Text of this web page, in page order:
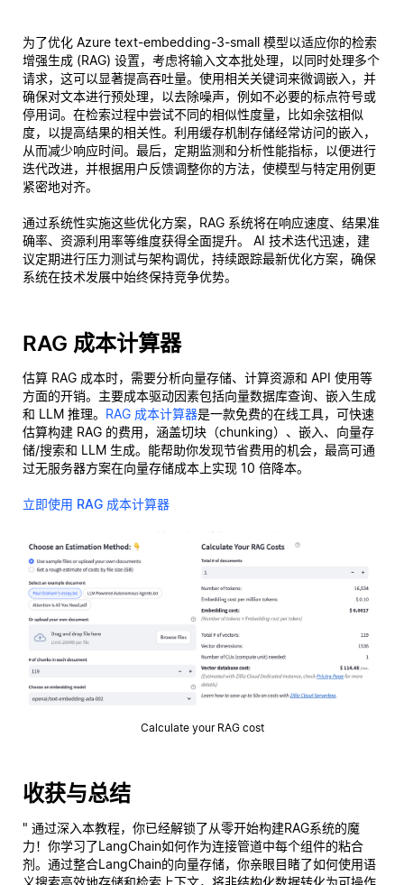
为了优化 Azure text-embedding-3-small 模型以适应你的检索
增强生成 (RAG) 设置，考虑将输入文本批处理，以同时处理多个
请求，这可以显著提高吞吐量。使用相关关键词来微调嵌入，并
确保对文本进行预处理，以去除噪声，例如不必要的标点符号或
停用词。在检索过程中尝试不同的相似性度量，比如余弦相似
度，以提高结果的相关性。利用缓存机制存储经常访问的嵌入，
从而减少响应时间。最后，定期监测和分析性能指标，以便进行
迭代改进，并根据用户反馈调整你的方法，使模型与特定用例更
紧密地对齐。
通过系统性实施这些优化方案，RAG 系统将在响应速度、结果准
确率、资源利用率等维度获得全面提升。 AI 技术迭代迅速，建
议定期进行压力测试与架构调优，持续跟踪最新优化方案，确保
系统在技术发展中始终保持竞争优势。
RAG 成本计算器
估算 RAG 成本时，需要分析向量存储、计算资源和 API 使用等
方面的开销。主要成本驱动因素包括向量数据库查询、嵌入生成
和 LLM 推理。 RAG 成本计算器是一款免费的在线工具，可快速
估算构建 RAG 的费用，涵盖切块（chunking）、嵌入、向量存
储/搜索和 LLM 生成。能帮助你发现节省费用的机会，最高可通
过无服务器方案在向量存储成本上实现 10 倍降本。
立即使用 RAG 成本计算器
Calculate your RAG cost
收获与总结
" 通过深入本教程，你已经解锁了从零开始构建RAG系统的魔
力！你学习了LangChain如何作为连接管道中每个组件的粘合
剂。通过整合LangChain的向量存储，你亲眼目睹了如何使用语
义搜索高效地存储和检索上下文，将非结构化数据转化为可操作